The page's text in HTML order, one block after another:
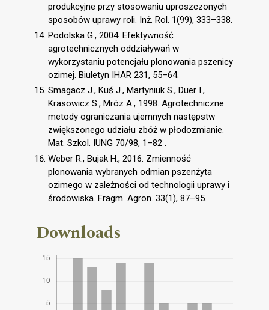
produkcyjne przy stosowaniu uproszczonych
sposobów uprawy roli. Inż. Rol. 1(99), 333–338.
Podolska G., 2004. Efektywność
agrotechnicznych oddziaływań w
wykorzystaniu potencjału plonowania pszenicy
ozimej. Biuletyn IHAR 231, 55–64.
Smagacz J., Kuś J., Martyniuk S., Duer I.,
Krasowicz S., Mróz A., 1998. Agrotechniczne
metody ograniczania ujemnych następstw
zwiększonego udziału zbóż w płodozmianie.
Mat. Szkol. IUNG 70/98, 1–82 .
Weber R., Bujak H., 2016. Zmienność
plonowania wybranych odmian pszenżyta
ozimego w zależności od technologii uprawy i
środowiska. Fragm. Agron. 33(1), 87–95.
Downloads